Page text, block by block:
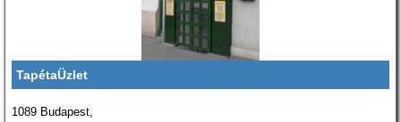
TapétaÜzlet
1089 Budapest,